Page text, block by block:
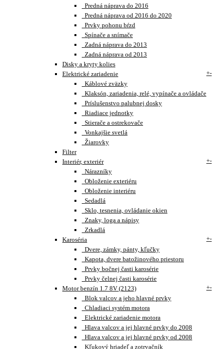
Predná náprava do 2016
Predná náprava od 2016 do 2020
Prvky pohonu bŕzd
Spínače a snímače
Zadná náprava do 2013
Zadná náprava od 2013
Disky a kryty kolies
Elektrické zariadenie
+-
Káblové zväzky
Klaksón, zariadenia, relé, vypínače a ovládače
Príslušenstvo palubnej dosky
Riadiace jednotky
Stierače a ostrekovače
Vonkajšie svetlá
Žiarovky
Filter
Interiér, exteriér
+-
Nárazníky
Obloženie exteriéru
Obloženie interiéru
Sedadlá
Sklo, tesnenia, ovládanie okien
Znaky, loga a nápisy
Zrkadlá
Karoséria
+-
Dvere, zámky, pánty, kľučky
Kapota, dvere batožinového priestoru
Prvky bočnej časti karosérie
Prvky čelnej časti karosérie
Motor benzín 1.7 8V (2123)
+-
Blok valcov a jeho hlavné prvky
Chladiaci systém motora
Elektrické zariadenie motora
Hlava valcov a jej hlavné prvky do 2008
Hlava valcov a jej hlavné prvky od 2008
Kľukový hriadeľ a zotrvačník